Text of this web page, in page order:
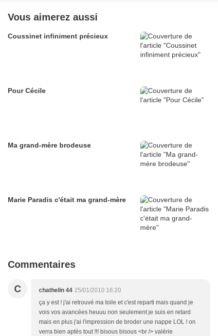
Vous aimerez aussi
Coussinet infiniment précieux
Pour Cécile
Ma grand-mère brodeuse
Marie Paradis c'était ma grand-mère
Commentaires
C chathelin 44 25/01/2010 16:20
ça y est ! j'ai retrouvé ma toile et c'est reparti mais quand je
vois vos avancées heuuu non seulement je suis en retard
mais en plus j'ai l'impression de broder une nappe LOL ! on
verra bien aptès tout !!! bisous bisous <br /> valérie